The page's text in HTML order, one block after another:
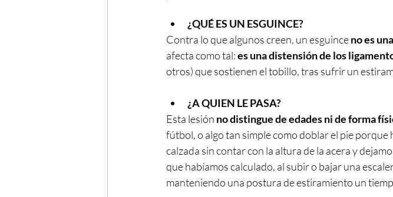
¿QUÉ ES UN ESGUINCE?
Contra lo que algunos creen, un esguince no es
afecta como tal: es una distensión de los
otros) que sostienen el tobillo, tras sufrir un
¿A QUIEN LE PASA?
Esta lesión no distingue de edades ni de forma
fútbol, o algo tan simple como doblar el pie
calzada sin contar con la altura de la acera y
que habíamos calculado, al subir o bajar una
manteniendo una postura de estiramiento un